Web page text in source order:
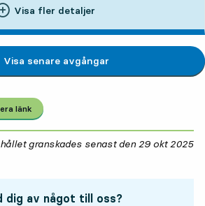
Visa fler detaljer
Visa senare avgångar
länk
granskades senast den 29 okt 2025
dig av något till oss?